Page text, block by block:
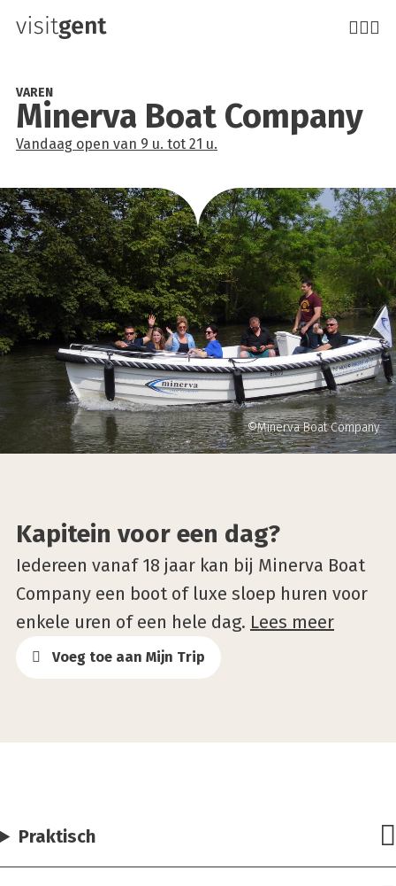
Overslaan
de
inhoud
gaan
Miner­va Boat Com­pa­ny
VAREN
Vandaag open van 9 u. tot 21 u.
©Minerva Boat Company
Kapitein voor een dag?
Iedereen vanaf 18 jaar kan bij Minerva Boat
Company een boot of luxe sloep huren voor
enkele uren of een hele dag. Lees meer
Voeg toe aan Mijn Trip
Praktisch